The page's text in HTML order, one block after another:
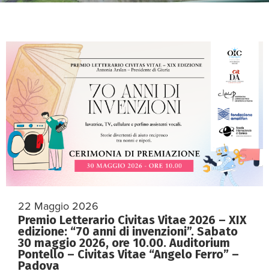
22 Maggio 2026
Premio Letterario Civitas Vitae 2026 – XIX
edizione: “70 anni di invenzioni”. Sabato
30 maggio 2026, ore 10.00. Auditorium
Pontello – Civitas Vitae “Angelo Ferro” –
Padova